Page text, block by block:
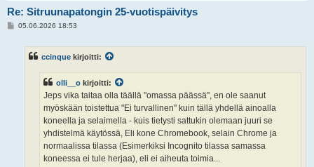
Re: Sitruunapatongin 25-vuotispäivitys
V05.06.2026 18:53
ccinque kirjoitti:
olli__o kirjoitti:
Jeps vika taitaa olla täällä "omassa päässä", en ole saanut
myöskään toistettua "Ei turvallinen" kuin tällä yhdellä ainoalla
koneella ja selaimella - kuis tietysti sattukin olemaan juuri se
yhdistelmä käytössä, Eli kone Chromebook, selain Chrome ja
normaalissa tilassa (Esimerkiksi Incognito tilassa samassa
koneessa ei tule herjaa), eli ei aiheuta toimia...